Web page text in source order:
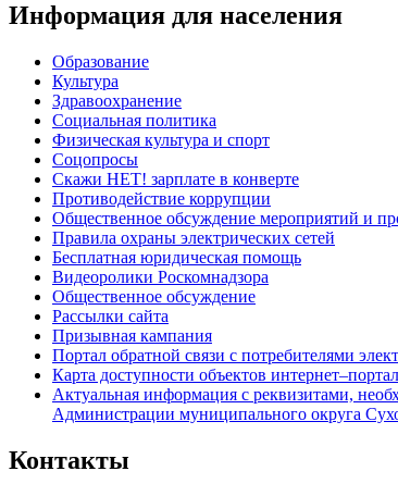
Информация для населения
Образование
Культура
Здравоохранение
Социальная политика
Физическая культура и спорт
Соцопросы
Скажи НЕТ! зарплате в конверте
Противодействие коррупции
Общественное обсуждение мероприятий и
Правила охраны электрических сетей
Бесплатная юридическая помощь
Видеоролики Роскомнадзора
Общественное обсуждение
Рассылки сайта
Призывная кампания
Портал обратной связи с потребителями
Карта доступности объектов
Актуальная информация с реквизитами,
Администрации муниципального округа
Контакты